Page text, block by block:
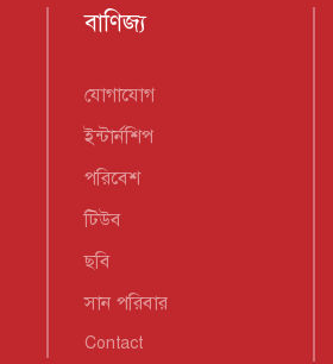
বাণিজ্য
যোগাযোগ
ইন্টার্নশিপ
পরিবেশ
টিউব
ছবি
সান পরিবার
Contact